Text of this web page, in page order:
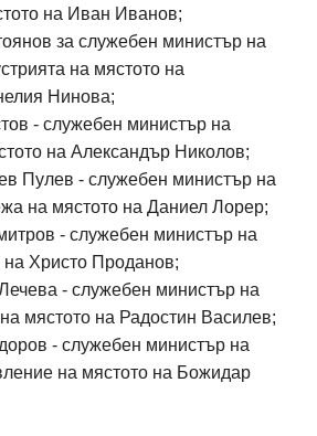
на Иван Иванов;
за служебен министър на
на мястото на
Нинова;
- служебен министър на
на Александър Николов;
Пулев - служебен министър на
на мястото на Даниел Лорер;
- служебен министър на
на Христо Проданов;
- служебен министър на
мястото на Радостин Василев;
- служебен министър на
на мястото на Божидар